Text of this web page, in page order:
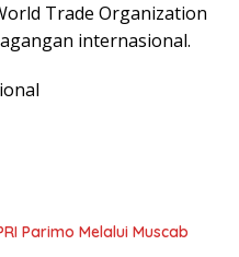
Trade Organization
internasional.
Parimo Melalui Muscab